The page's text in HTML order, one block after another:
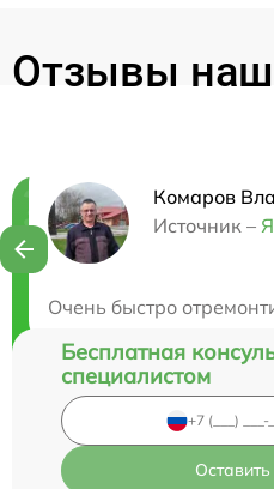
Отзывы
Комаров
Источник –
Очень быстро
Нужна
Бесплатная
специалистом